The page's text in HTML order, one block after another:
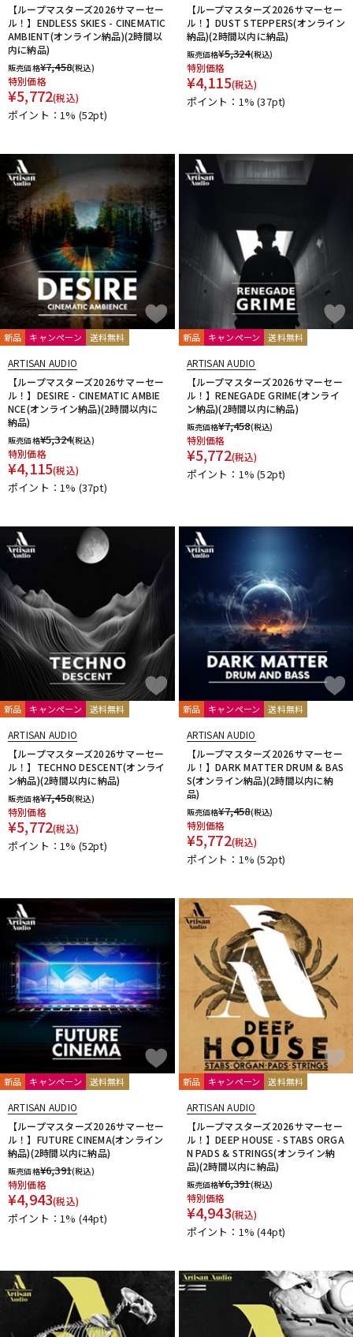
【ループマスターズ2026サマーセー
ル！】ENDLESS SKIES - CINEMATIC
AMBIENT(オンライン納品)(2時間以
内に納品)
販売価格¥7,458(税込)
特別価格
¥5,772(税込)
ポイント：1% (52pt)
【ループマスターズ2026サマーセー
ル！】DUST STEPPERS(オンライン
納品)(2時間以内に納品)
販売価格¥5,324(税込)
特別価格
¥4,115(税込)
ポイント：1%(37pt)
新品 キャンペーン 送料無料
ARTISAN AUDIO
【ループマスターズ2026サマーセー
ル！】DESIRE - CINEMATIC AMBIE
NCE(オンライン納品)(2時間以内に
納品)
販売価格¥5,324(税込)
特別価格
¥4,115(税込)
ポイント：1% (37pt)
新品 キャンペーン 送料無料
ARTISAN AUDIO
【ループマスターズ2026サマーセー
ル！】RENEGADE GRIME(オンライ
ン納品)(2時間以内に納品)
販売価格¥7,458(税込)
特別価格
¥5,772(税込)
ポイント：1%(52pt)
新品 キャンペーン 送料無料
ARTISAN AUDIO
【ループマスターズ2026サマーセー
ル！】TECHNO DESCENT(オンライ
ン納品)(2時間以内に納品)
販売価格¥7,458(税込)
特別価格
¥5,772(税込)
ポイント：1% (52pt)
新品 キャンペーン 送料無料
ARTISAN AUDIO
【ループマスターズ2026サマーセー
ル！】DARK MATTER DRUM & BAS
S(オンライン納品)(2時間以内に納
品)
販売価格¥7,458(税込)
特別価格
¥5,772(税込)
ポイント：1%(52pt)
新品 キャンペーン 送料無料
ARTISAN AUDIO
【ループマスターズ2026サマーセー
ル！】FUTURE CINEMA(オンライン
納品)(2時間以内に納品)
販売価格¥6,391(税込)
特別価格
¥4,943(税込)
ポイント：1% (44pt)
新品 キャンペーン 送料無料
ARTISAN AUDIO
【ループマスターズ2026サマーセー
ル！】DEEP HOUSE - STABS ORGA
N PADS & STRINGS(オンライン納
品)(2時間以内に納品)
販売価格¥6,391(税込)
特別価格
¥4,943(税込)
ポイント：1%(44pt)